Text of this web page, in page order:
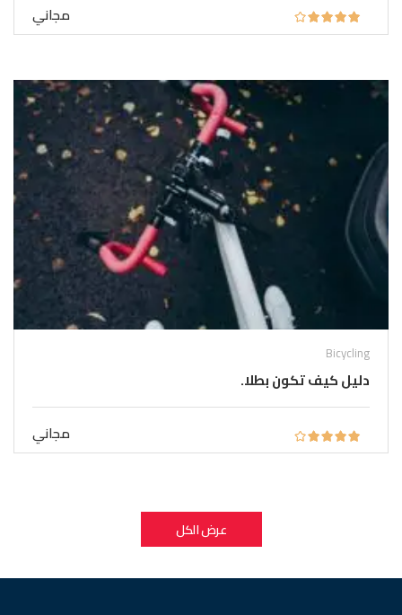
مجاني
Bicycling
دليل كيف تكون بطلا.
مجاني
عرض الكل